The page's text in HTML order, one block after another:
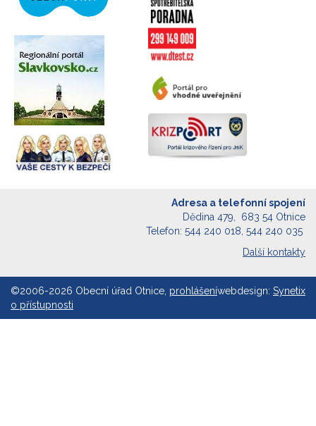
Adresa a telefonní spojení
Dědina 479, 683 54 Otnice
Telefon: 544 240 018, 544 240 035
Další kontakty
webdesign: Synetix
©2006-2026 Obecní úřad Otnice, prohlášení
o přístupnosti